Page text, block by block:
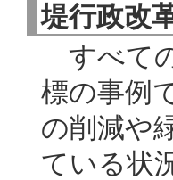
堤行政改
すべて
標の事例
の削減や
ている状